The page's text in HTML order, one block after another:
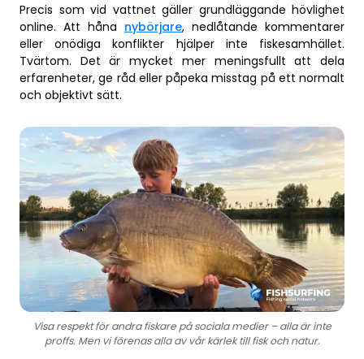
Precis som vid vattnet gäller grundläggande hövlighet
online. Att håna nybörjare, nedlåtande kommentarer
eller onödiga konflikter hjälper inte fiskesamhället.
Tvärtom. Det är mycket mer meningsfullt att dela
erfarenheter, ge råd eller påpeka misstag på ett normalt
och objektivt sätt.
Visa respekt för andra fiskare på sociala medier – alla är inte
proffs. Men vi förenas alla av vår kärlek till fisk och natur.